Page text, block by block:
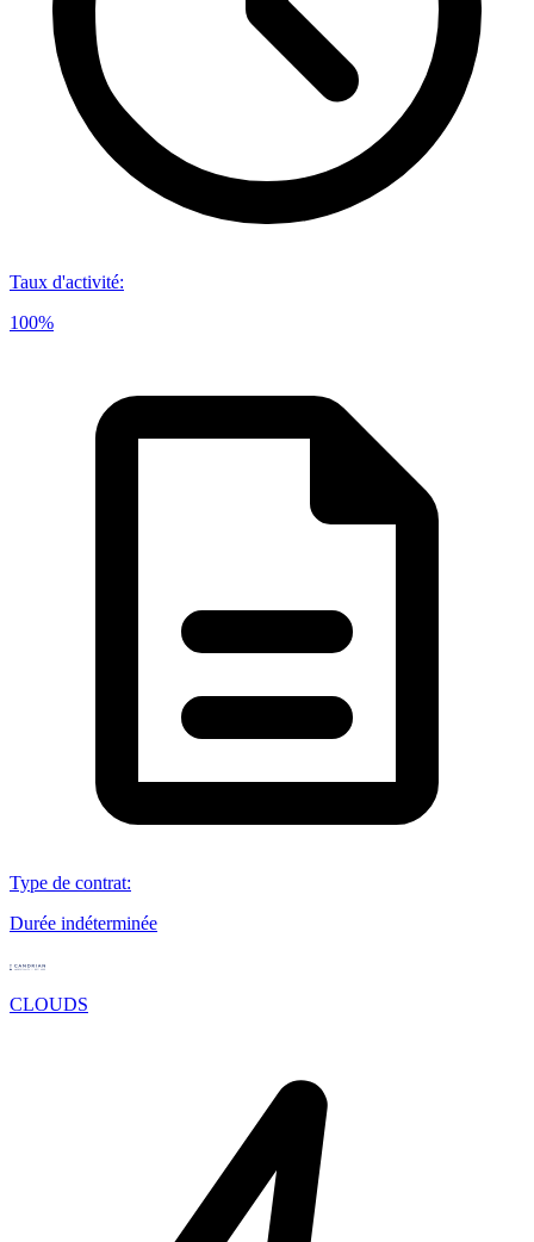
Taux d'activité:
100%
Type de contrat:
Durée indéterminée
CLOUDS